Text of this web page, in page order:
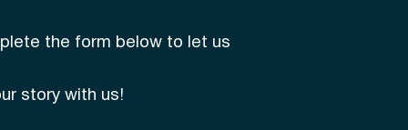
the form below to let us
story with us!